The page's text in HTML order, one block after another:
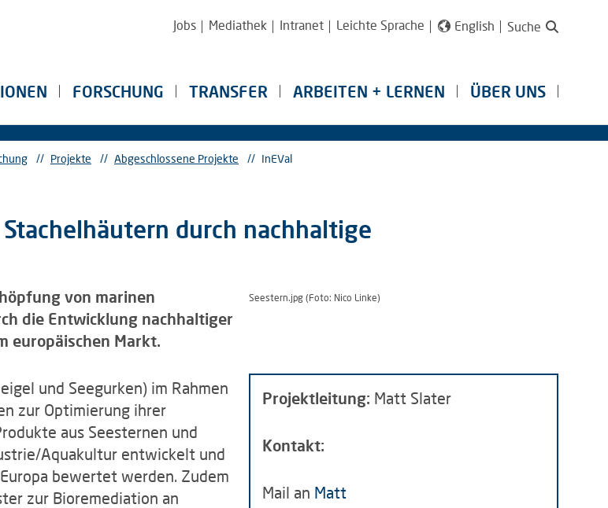
Jobs Mediathek Intranet Leichte Sprache English Suche
FORSCHUNG TRANSFER ARBEITEN + LERNEN ÜBER UNS
// Projekte // Abgeschlossene Projekte // InEVal
durch nachhaltige
von marinen
die Entwicklung nachhaltiger
europäischen Markt.
und Seegurken) im Rahmen
zur Optimierung ihrer
aus Seesternen und
Aquakultur entwickelt und
bewertet werden. Zudem
zur Bioremediation an
Seestern.jpg (Foto: Nico Linke)
Projektleitung: Matt Slater
Kontakt:
Mail an Matt